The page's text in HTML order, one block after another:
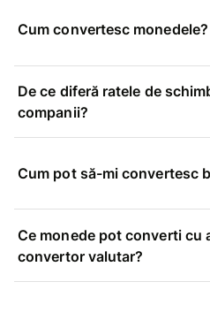
Cum convertesc monedele?
De ce diferă ratele de
companii?
Cum pot să-mi convertesc
Ce monede pot converti cu
convertor valutar?